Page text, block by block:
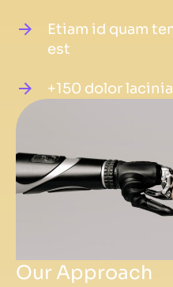
Etiam id quam
est
+150 dolor
Our Approach